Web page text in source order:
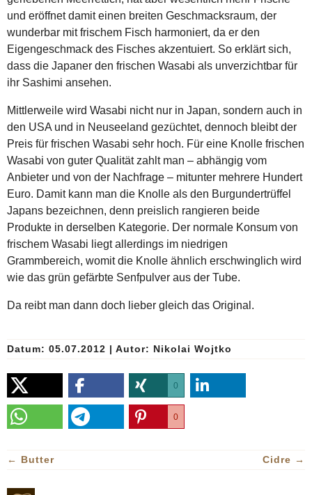
und eröffnet damit einen breiten Geschmacksraum, der
wunderbar mit frischem Fisch harmoniert, da er den
Eigengeschmack des Fisches akzentuiert. So erklärt sich,
dass die Japaner den frischen Wasabi als unverzichtbar für
ihr Sashimi ansehen.
Mittlerweile wird Wasabi nicht nur in Japan, sondern auch in
den USA und in Neuseeland gezüchtet, dennoch bleibt der
Preis für frischen Wasabi sehr hoch. Für eine Knolle frischen
Wasabi von guter Qualität zahlt man – abhängig vom
Anbieter und von der Nachfrage – mitunter mehrere Hundert
Euro. Damit kann man die Knolle als den Burgundertrüffel
Japans bezeichnen, denn preislich rangieren beide
Produkte in derselben Kategorie. Der normale Konsum von
frischem Wasabi liegt allerdings im niedrigen
Grammbereich, womit die Knolle ähnlich erschwinglich wird
wie das grün gefärbte Senfpulver aus der Tube.
Da reibt man dann doch lieber gleich das Original.
Datum: 05.07.2012 | Autor: Nikolai Wojtko
0
0
← Butter Cidre →